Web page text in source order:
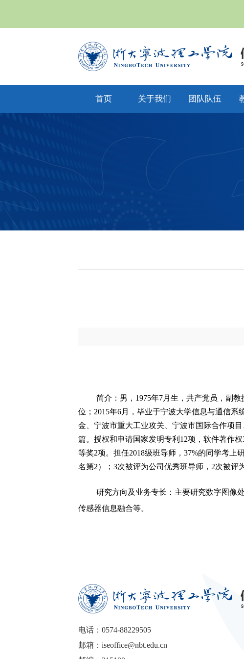
首页 关于我们 团队队伍
简介：男，1975年7月生，共产党员，副
位；2015年6月，毕业于宁波大学信息与通信系
金、宁波市重大工业攻关、宁波市国际合作项
篇。授权和申请国家发明专利12项，软件著作
等奖2项。担任2018级班导师，37%的同学考上研
名第2）；3次被评为公司优秀班导师，2次被评
研究方向及业务专长：主要研究数字图像
传感器信息融合等。
电话：0574-88229505
邮箱：iseoffice@nbt.edu.cn